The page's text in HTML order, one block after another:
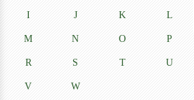
I J K L
M N O P
R S T U
V W